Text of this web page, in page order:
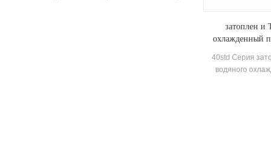
затоплен и
охлажденный
40std Серия
водяного